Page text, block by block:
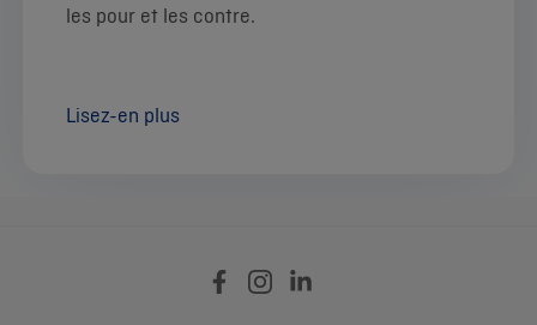
les pour et les contre.
Lisez-en plus